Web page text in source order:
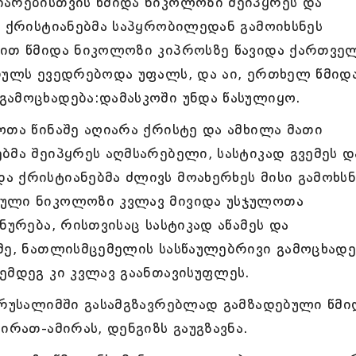
საპყრობილედან გამოიხსნეს
წმიდა ნიკოლოზი კიპროსზე წავიდა
ევედრებოდა უფალს, და აი, ერთხელ
უნდა წასულიყო.
წინაშე აღიარა ქრისტე და ამხილა მათი
შეიპყრეს აღმსარებელი, სასტიკად გვემეს
ძლივს მოახერხეს მისი
ნიკოლოზი კვლავ მივიდა უსჯულოთა
რისთვისაც სასტიკად აწამეს და
ნათლისმცემელის სასწაულებრივი
კი კვლავ გაანთავისუფლეს.
გასამგზავრებლად გამზადებული
ამირას, დენგიზს გაუგზავნა.